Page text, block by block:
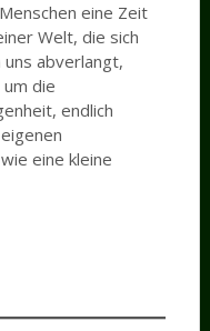
eine Zeit
Welt, die sich
abverlangt,
die
endlich
eine kleine